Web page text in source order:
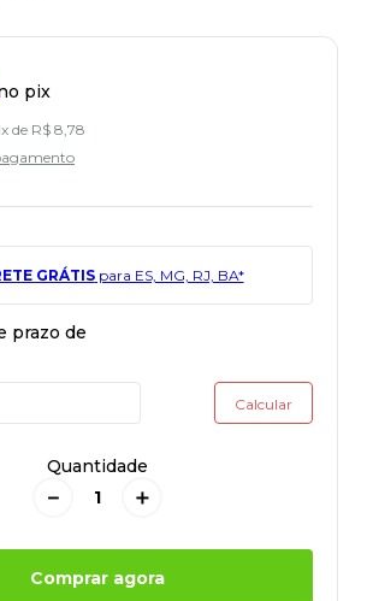
pix
x de R$ 8,78
GRÁTISpara ES, MG, RJ, BA*
Quantidade
＋
－
Comprar agora